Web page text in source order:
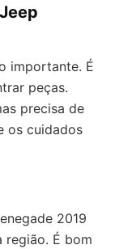
importante. É
peças.
precisa de
os cuidados
2019
região. É bom